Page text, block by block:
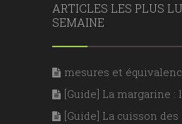
ARTICLES LES PLUS
SEMAINE
mesures et
[Guide] La margarine
[Guide] La cuisson